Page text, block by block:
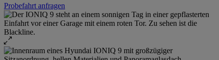
Probefahrt anfragen